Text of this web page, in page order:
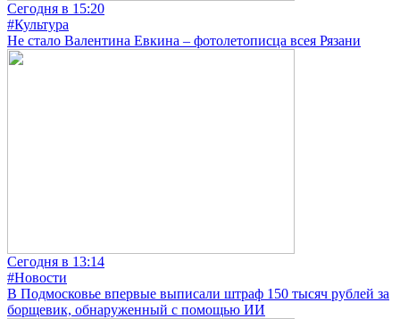
Сегодня в 15:20
#Культура
Не стало Валентина Евкина – фотолетописца всея Рязани
Сегодня в 13:14
#Новости
В Подмосковье впервые выписали штраф 150 тысяч рублей за
борщевик, обнаруженный с помощью ИИ